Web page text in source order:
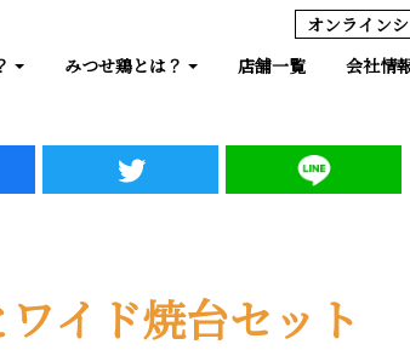
オンライン
みつせ鶏とは？ 店舗一覧 会社情
イド焼台セット